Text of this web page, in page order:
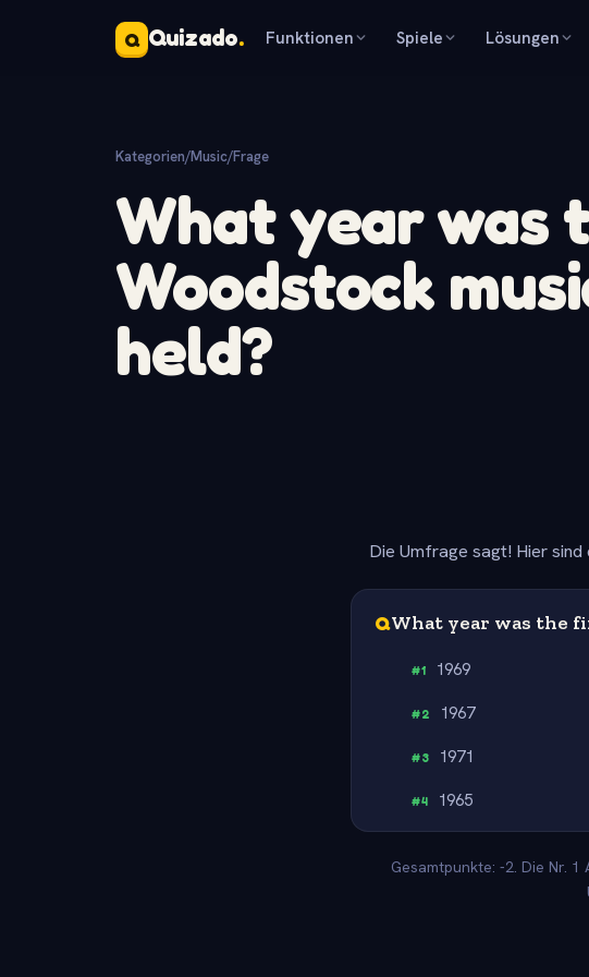
Q Quizado. Funktionen Spiele Lösungen
Kategorien/Music/Frage
What year was
Woodstock
held?
Die Umfrage sagt! Hier
QWhat year was the
#1 1969
#2 1967
#3 1971
#4 1965
Gesamtpunkte: -2. Die Nr.